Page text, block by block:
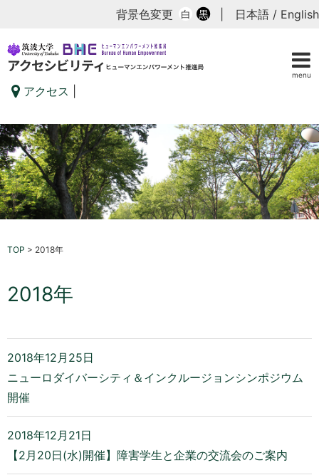
menu
背景色変更 白 黒 日本語 / English
アクセス
TOP > 2018年
2018年
2018年12月25日
ニューロダイバーシティ＆インクルージョンシンポジウム
開催
2018年12月21日
【2月20日(水)開催】障害学生と企業の交流会のご案内